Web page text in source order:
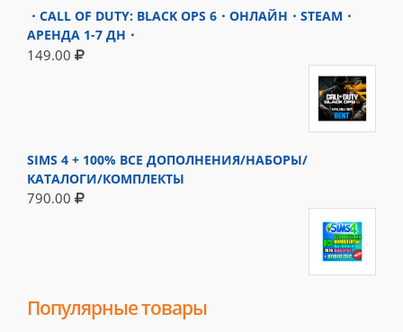
・CALL OF DUTY: BLACK OPS 6・ОНЛАЙН・STEAM・
АРЕНДА 1-7 ДН・
149.00
SIMS 4 + 100% ВСЕ ДОПОЛНЕНИЯ/НАБОРЫ/
КАТАЛОГИ/КОМПЛЕКТЫ
790.00
Популярные товары